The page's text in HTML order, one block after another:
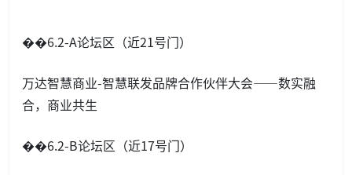
��6.2-A论坛区（近21号门）
万达智慧商业-智慧联发品牌合作伙伴大会——数实融
合，商业共生
��6.2-B论坛区（近17号门）